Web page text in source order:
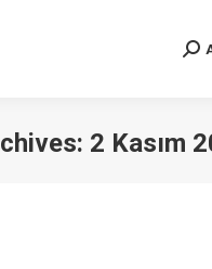
2 Kasım